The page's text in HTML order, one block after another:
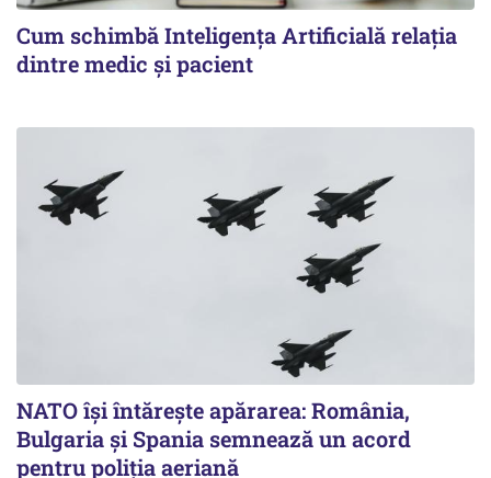
Cum schimbă Inteligența Artificială relația
dintre medic și pacient
NATO își întărește apărarea: România,
Bulgaria și Spania semnează un acord
pentru poliția aeriană